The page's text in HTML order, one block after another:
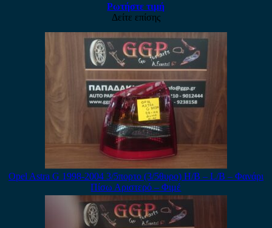
Ρωτήστε τιμή
Δείτε επίσης
Opel Astra G 1998-2004 3/5πορτο (3/5θυρο) H/B – L/B – Φανάρι
Πίσω Αριστερό – Φιμέ